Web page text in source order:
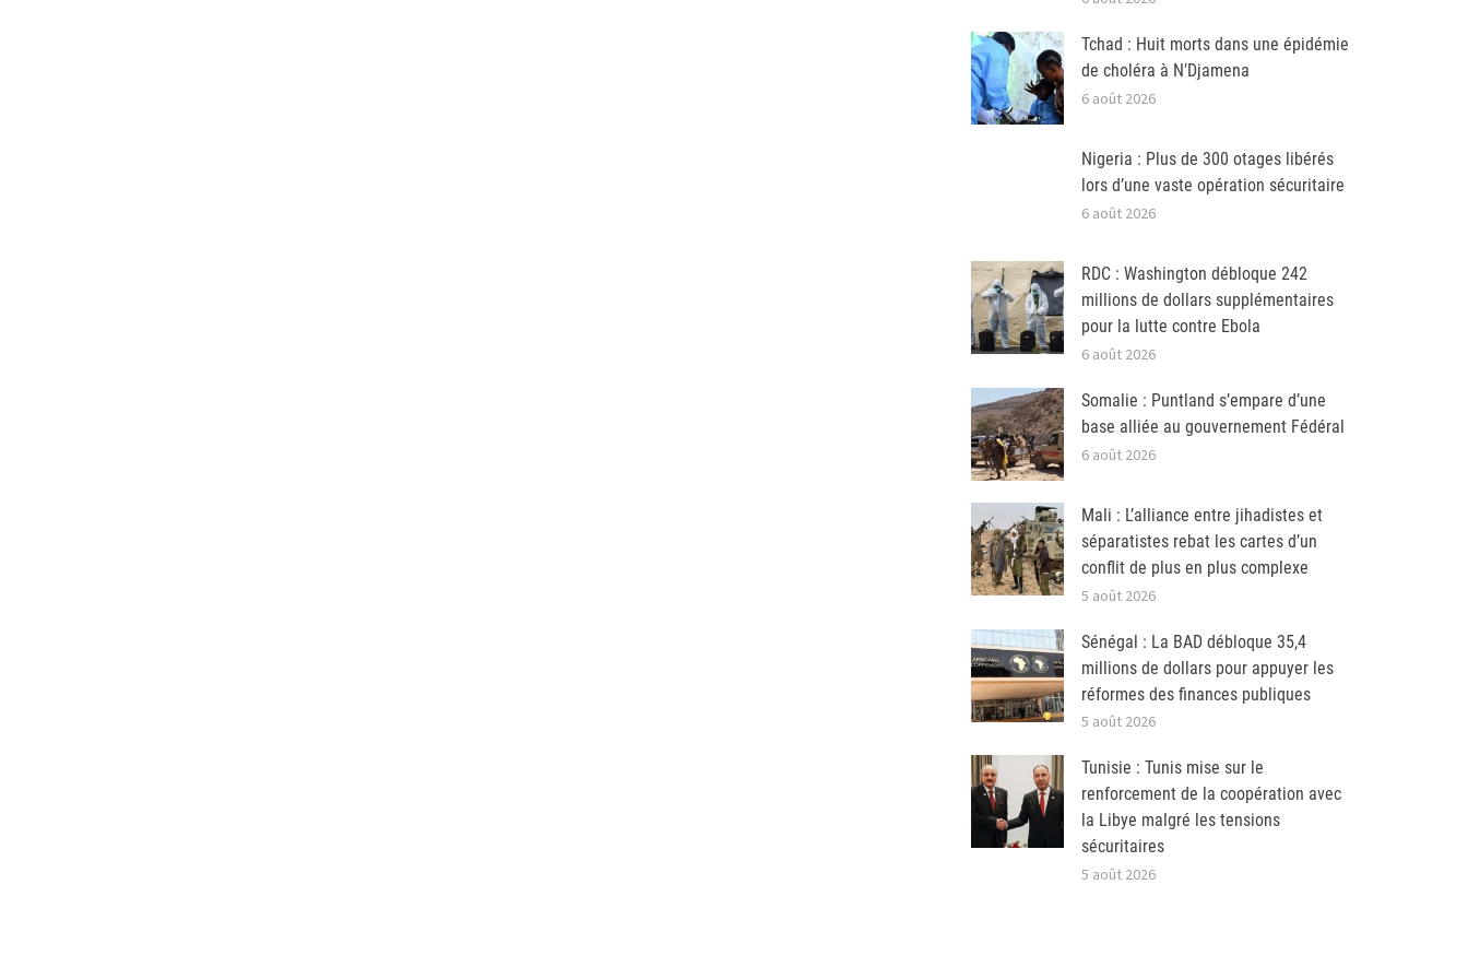
Tchad : Huit morts dans une épidémie
de choléra à N’Djamena
6 août 2026
Nigeria : Plus de 300 otages libérés
lors d’une vaste opération sécuritaire
6 août 2026
RDC : Washington débloque 242
millions de dollars supplémentaires
pour la lutte contre Ebola
6 août 2026
Somalie : Puntland s’empare d’une
base alliée au gouvernement Fédéral
6 août 2026
Mali : L’alliance entre jihadistes et
séparatistes rebat les cartes d’un
conflit de plus en plus complexe
5 août 2026
Sénégal : La BAD débloque 35,4
millions de dollars pour appuyer les
réformes des finances publiques
5 août 2026
Tunisie : Tunis mise sur le
renforcement de la coopération avec
la Libye malgré les tensions
sécuritaires
5 août 2026